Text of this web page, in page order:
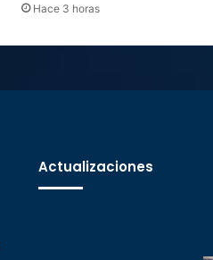
Hace 3 horas
Actualizaciones